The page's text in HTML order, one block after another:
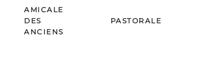
AMICALE
DES
ANCIENS
PASTORALE